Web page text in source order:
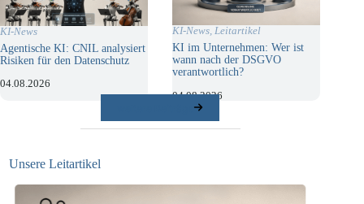
KI-News
Agentische KI: CNIL analysiert
Risiken für den Datenschutz
04.08.2026
KI-News,Leitartikel
KI im Unternehmen: Wer ist
wann nach der DSGVO
verantwortlich?
04.08.2026
Unsere Leitartikel